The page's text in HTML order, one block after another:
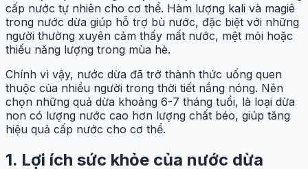
cấp nước tự nhiên cho cơ thể. Hàm lượng kali và magiê
trong nước dừa giúp hỗ trợ bù nước, đặc biệt với những
người thường xuyên cảm thấy mất nước, mệt mỏi hoặc
thiếu năng lượng trong mùa hè.
Chính vì vậy, nước dừa đã trở thành thức uống quen
thuộc của nhiều người trong thời tiết nắng nóng. Nên
chọn những quả dừa khoảng 6-7 tháng tuổi, là loại dừa
non có lượng nước cao hơn lượng chất béo, giúp tăng
hiệu quả cấp nước cho cơ thể.
1. Lợi ích sức khỏe của nước dừa